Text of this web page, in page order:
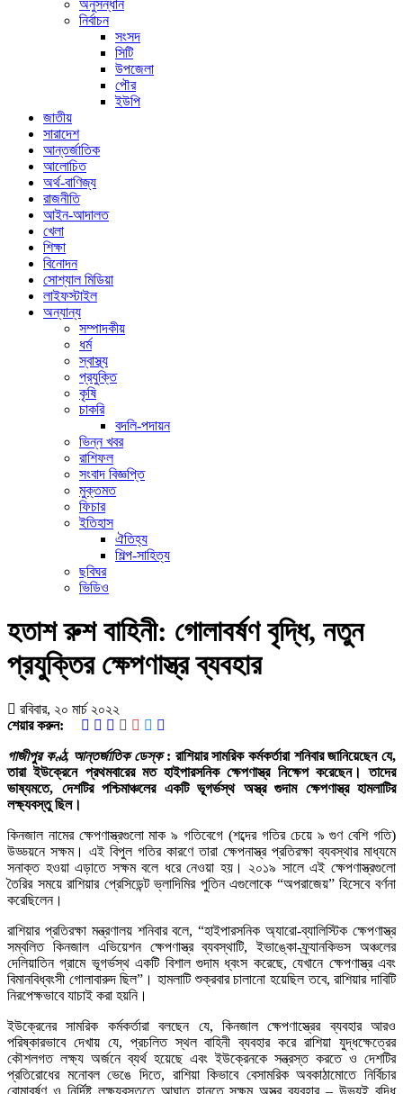
অনুসন্ধান
নির্বাচন
সংসদ
সিটি
উপজেলা
পৌর
ইউপি
জাতীয়
সারাদেশ
আন্তর্জাতিক
আলোচিত
অর্থ-বাণিজ্য
রাজনীতি
আইন-আদালত
খেলা
শিক্ষা
বিনোদন
সোশ্যাল মিডিয়া
লাইফস্টাইল
অন্যান্য
সম্পাদকীয়
ধর্ম
স্বাস্থ্য
প্রযুক্তি
কৃষি
চাকরি
বদলি-পদায়ন
ভিন্ন খবর
রাশিফল
সংবাদ বিজ্ঞপ্তি
মুক্তমত
ফিচার
ইতিহাস
ঐতিহ্য
শিল্প-সাহিত্য
ছবিঘর
ভিডিও
হতাশ রুশ বাহিনী: গোলাবর্ষণ বৃদ্ধি, নতুন
প্রযুক্তির ক্ষেপণাস্ত্র ব্যবহার
রবিবার, ২০ মার্চ ২০২২
শেয়ার করুন:
গাজীপুর কণ্ঠ, আন্তর্জাতিক ডেস্ক: রাশিয়ার সামরিক কর্মকর্তারা শনিবার জানিয়েছেন যে,
তারা ইউক্রেনে প্রথমবারের মত হাইপারসনিক ক্ষেপণাস্ত্র নিক্ষেপ করেছেন। তাদের
ভাষ্যমতে, দেশটির পশ্চিমাঞ্চলের একটি ভূগর্ভস্থ অস্ত্র গুদাম ক্ষেপণাস্ত্র হামলাটির
লক্ষ্যবস্তু ছিল।
কিনজাল নামের ক্ষেপণাস্ত্রগুলো মাক ৯ গতিবেগে (শব্দের গতির চেয়ে ৯ গুণ বেশি গতি)
উড্ডয়নে সক্ষম। এই বিপুল গতির কারণে তারা ক্ষেপনাস্ত্র প্রতিরক্ষা ব্যবস্থার মাধ্যমে
সনাক্ত হওয়া এড়াতে সক্ষম বলে ধরে নেওয়া হয়। ২০১৯ সালে এই ক্ষেপণাস্ত্রগুলো
তৈরির সময়ে রাশিয়ার প্রেসিডেন্ট ভ্লাদিমির পুতিন এগুলোকে “অপরাজেয়” হিসেবে বর্ণনা
করেছিলেন।
রাশিয়ার প্রতিরক্ষা মন্ত্রণালয় শনিবার বলে, “হাইপারসনিক অ্যারো-ব্যালিস্টিক ক্ষেপণাস্ত্র
সম্বলিত কিনজাল এভিয়েশন ক্ষেপণাস্ত্র ব্যবস্থাটি, ইভাঙ্কো-ফ্র্যানকিভস অঞ্চলের
দেলিয়াতিন গ্রামে ভূগর্ভস্থ একটি বিশাল গুদাম ধ্বংস করেছে, যেখানে ক্ষেপণাস্ত্র এবং
বিমানবিধ্বংসী গোলাবারুদ ছিল”। হামলাটি শুক্রবার চালানো হয়েছিল তবে, রাশিয়ার দাবিটি
নিরপেক্ষভাবে যাচাই করা হয়নি।
ইউক্রেনের সামরিক কর্মকর্তারা বলছেন যে, কিনজাল ক্ষেপণাস্ত্রের ব্যবহার আরও
পরিষ্কারভাবে দেখায় যে, প্রচলিত স্থল বাহিনী ব্যবহার করে রাশিয়া যুদ্ধক্ষেত্রের
কৌশলগত লক্ষ্য অর্জনে ব্যর্থ হয়েছে এবং ইউক্রেনকে সন্ত্রস্ত করতে ও দেশটির
প্রতিরোধের মনোবল ভেঙে দিতে, রাশিয়া কিভাবে বেসামরিক অবকাঠামোতে নির্বিচার
বোমাবর্ষণ ও নির্দিষ্ট লক্ষ্যবস্তুতে আঘাত হানতে সক্ষম অস্ত্র ব্যবহার – উভয়ই বৃদ্ধি